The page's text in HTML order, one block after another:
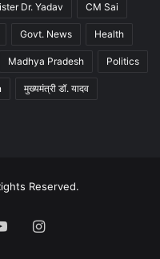
Dr. Yadav CM Sai
Govt. News Health
Madhya Pradesh Politics
मुख्यमंत्री डॉ. यादव
Reserved.
YouTubeInstagram